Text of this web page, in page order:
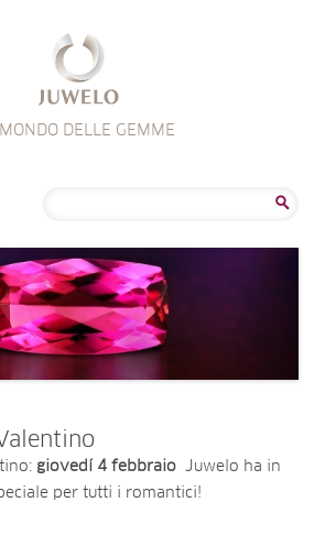
MONDO DELLE GEMME
giovedí 4 febbraio Juwelo ha in
per tutti i romantici!